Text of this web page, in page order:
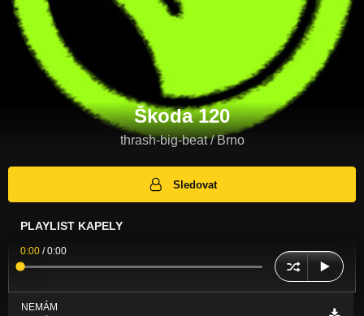
Škoda 120
thrash-big-beat / Brno
Sledovat
PLAYLIST KAPELY
0:00 /0:00
NEMÁM